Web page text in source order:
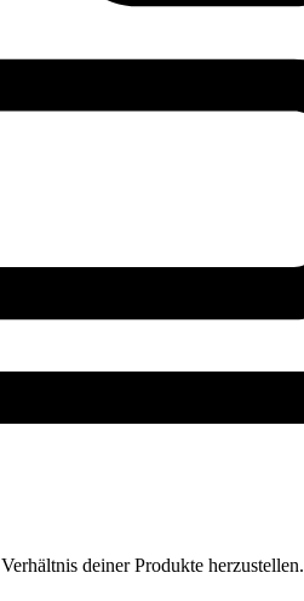
deiner Produkte herzustellen.